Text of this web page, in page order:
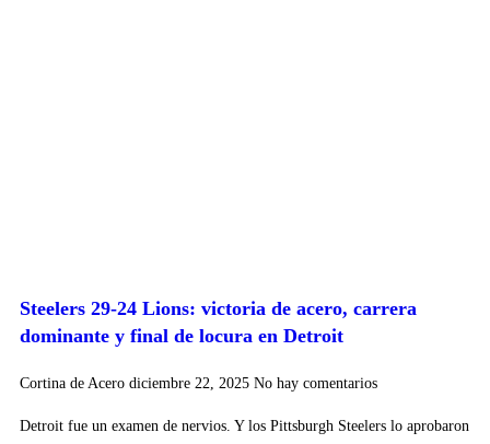
Steelers 29-24 Lions: victoria de acero, carrera
dominante y final de locura en Detroit
Cortina de Acero diciembre 22, 2025 No hay comentarios
Detroit fue un examen de nervios. Y los Pittsburgh Steelers lo aprobaron